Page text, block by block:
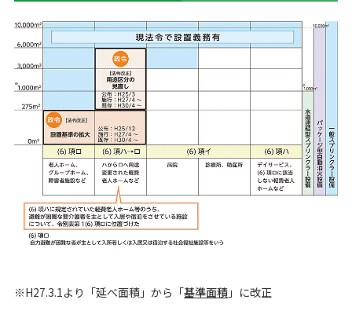
H27.3.1より「延べ面積」から「基準面積 」に改正